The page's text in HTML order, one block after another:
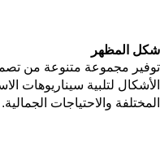
شكل المظهر
توفير مجموعة متنوعة من
الأشكال لتلبية سيناريوهات
المختلفة والاحتياجات الجمالية.